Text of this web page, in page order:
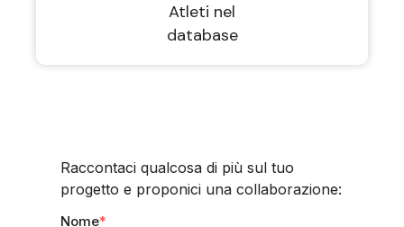
Atleti nel
database
Raccontaci qualcosa di più sul tuo
progetto e proponici una collaborazione:
Nome